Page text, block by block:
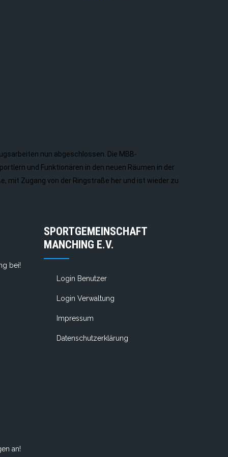
nun abgeschlossen. Die MBB-
und Funktionären in den neuen Räumen in der
mit Zugang von der Ringstraße her und ist wieder zu
bei!
an!
SPORTGEMEINSCHAFT
MANCHING E.V.
Login Benutzer
Login Verwaltung
Impressum
Datenschutzerklärung